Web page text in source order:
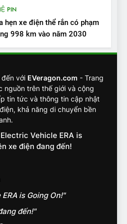
VF7 – Mẫu xe cá
‘tốt gỗ tốt cả nước sơn’
GIÁ XE
nghiệt và điểm tuyệt
về an toàn trên VinFast
GIÁ XE
VF7 đang bỏ xa
SUV hạng C chạy xăng
xe điện kể chuyện về
vệ’ ADAS, ‘trợ lý’ ViVi
ngàn dặm đường
PIN
hẹn xe điện thể rắn có phạm
998 km vào năm 2030
với EVeragon.com - Trang
trên thế giới và cộng
tin tức và thông tin cập nhật
khả năng di chuyển bền
Vehicle ERA is
xe điện đang đến!
is Going On!"
đến!"